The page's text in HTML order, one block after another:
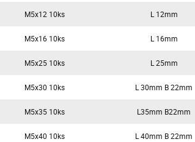
M5x12 10ks L 12mm
M5x16 10ks L 16mm
M5x25 10ks L 25mm
M5x30 10ks L 30mm B 22mm
M5x35 10ks L35mm B22mm
M5x40 10ks L 40mm B 22mm